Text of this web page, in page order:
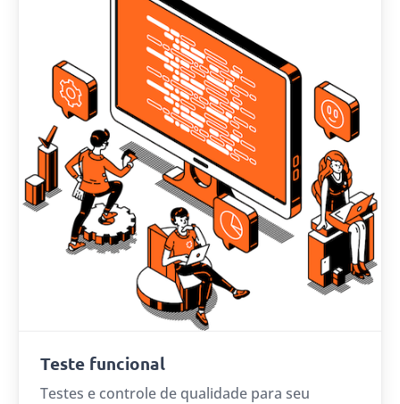
Teste funcional
Testes e controle de qualidade para seu